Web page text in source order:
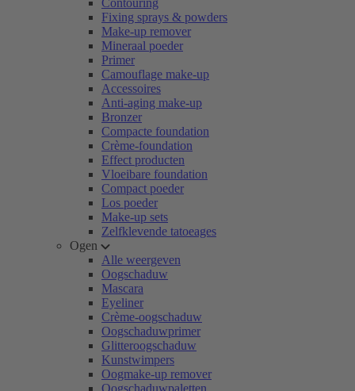
Contouring
Fixing sprays & powders
Make-up remover
Mineraal poeder
Primer
Camouflage make-up
Accessoires
Anti-aging make-up
Bronzer
Compacte foundation
Crème-foundation
Effect producten
Vloeibare foundation
Compact poeder
Los poeder
Make-up sets
Zelfklevende tatoeages
Ogen
Alle weergeven
Oogschaduw
Mascara
Eyeliner
Crème-oogschaduw
Oogschaduwprimer
Glitteroogschaduw
Kunstwimpers
Oogmake-up remover
Oogschaduwpaletten